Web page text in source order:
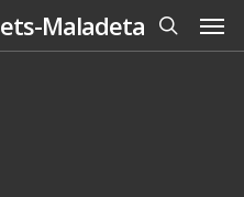
Maladeta
search